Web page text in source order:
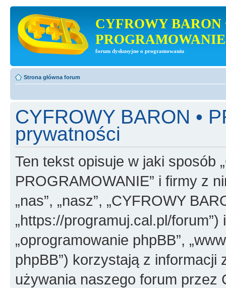
CYFROWY BARON
PROGRAMOWANIE
forum dyskusyjne o programowaniu
Strona główna forum
CYFROWY BARON •
prywatności
Ten tekst opisuje w jaki sposób
PROGRAMOWANIE” i firmy z
„nas”, „nasz”, „CYFROWY
„https://programuj.cal.pl/forum”)
„oprogramowanie phpBB”,
phpBB”) korzystają z
używania naszego forum przez